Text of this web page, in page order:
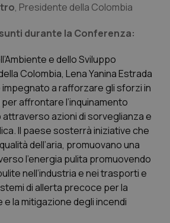
Nutrizione
, Presidente della Colombia
durante la Conferenza:
e dello Sviluppo
Colombia, Lena Yanina Estrada
impegnato a rafforzare gli sforzi in
affrontare l’inquinamento
azioni di sorveglianza e
Il paese sosterrà iniziative che
dell’aria, promuovano una
l’energia pulita promuovendo
nell’industria e nei trasporti e
di allerta precoce per la
la mitigazione degli incendi